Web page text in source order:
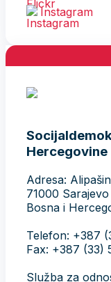
Instagram
Hercegovine
Adresa:
71000 Sarajevo
Bosna i
Telefon: +387
Fax: +387 (33)
Služba za